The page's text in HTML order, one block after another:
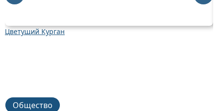
Цветущий Курган
Общество